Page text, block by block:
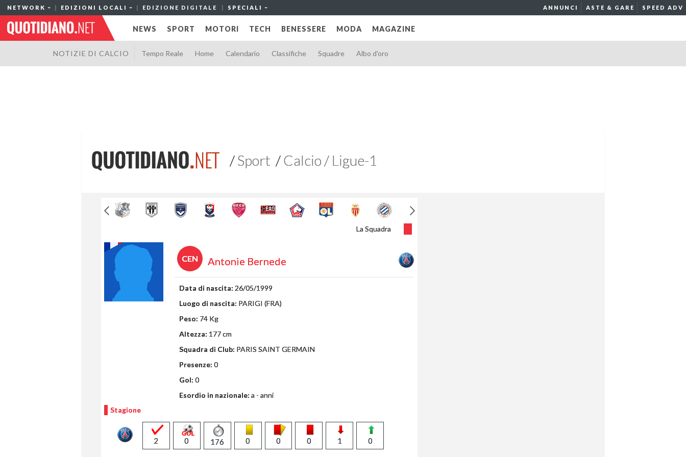
ANNUNCI ASTE & GARE SPEED ADV
NETWORK EDIZIONI LOCALI EDIZIONE DIGITALE SPECIALI
NEWS SPORT MOTORI TECH BENESSERE MODA MAGAZINE
NOTIZIE DI CALCIO Tempo Reale Home Calendario Classifiche Squadre Albo d'oro
Sport Calcio / Ligue-1
La Squadra
CEN Antonie Bernede
Data di nascita: 26/05/1999
Luogo di nascita: PARIGI (FRA)
Peso: 74 Kg
Altezza: 177 cm
Squadra di Club: PARIS SAINT GERMAIN
Presenze:0
Gol:0
Esordio in nazionale:a - anni
Stagione
2 0 176 0 0 0 1 0